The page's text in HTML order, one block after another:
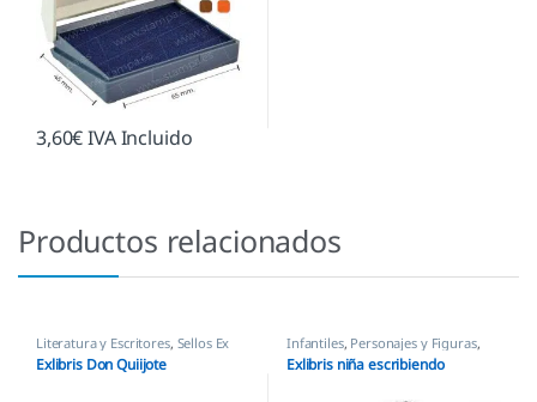
3,60€IVA Incluido
Productos relacionados
Literatura y Escritores, Sellos Ex
Libris
Exlibris Don Quiijote
Infantiles, Personajes y Figuras,
Sellos Ex Libris
Exlibris niña escribiendo